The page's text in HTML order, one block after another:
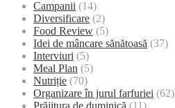
Campanii (14)
Diversificare (2)
Food Review (5)
Idei de mâncare sănătoasă (37)
Interviuri (5)
Meal Plan (5)
Nutriție (70)
Organizare în jurul farfuriei (62)